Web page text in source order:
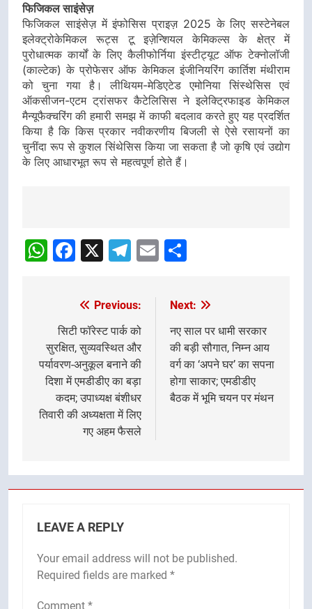
फिजिकल साइंसेज़
फिजिकल साइंसेज़ में इंफोसिस प्राइज़ 2025 के लिए सस्टेनेबल
इलेक्ट्रोकेमिकल रूट्स टू इज़ेन्शियल केमिकल्स के क्षेत्र में
पुरोधात्मक कार्यों के लिए कैलीफोर्निया इंस्टीट्यूट ऑफ टेक्नोलॉजी
(काल्टेक) के प्रोफेसर ऑफ केमिकल इंजीनियरिंग कार्तिश मंथीराम
को चुना गया है। लीथियम-मेडिएटेड एमोनिया सिंस्थेसिस एवं
ऑकसीजन-एटम ट्रांसफर कैटेलिसिस ने इलेक्ट्रिफाइड केमिकल
मैन्यूफैक्चरिंग की हमारी समझ में काफी बदलाव करते हुए यह प्रदर्शित
किया है कि किस प्रकार नवीकरणीय बिजली से ऐसे रसायनों का
चुनींदा रूप से कुशल सिंथेसिस किया जा सकता है जो कृषि एवं उद्योग
के लिए आधारभूत रूप से महत्वपूर्ण होते हैं।
navigation
WhatsApp
Facebook
X Telegram
Email
navigation
Previous:
सिटी फॉरेस्ट पार्क को
सुरक्षित, सुव्यवस्थित और
पर्यावरण-अनुकूल बनाने की
दिशा में एमडीडीए का बड़ा
कदम; उपाध्यक्ष बंशीधर
तिवारी की अध्यक्षता में लिए
गए अहम फैसले
Next:
नए साल पर धामी सरकार
की बड़ी सौगात, निम्न आय
वर्ग का ‘अपने घर’ का सपना
होगा साकार; एमडीडीए
बैठक में भूमि चयन पर मंथन
LEAVE A REPLY
Your email address will not be published.
Required fields are marked *
Comment *